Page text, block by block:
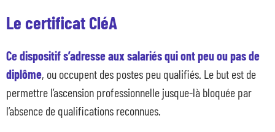
Le certificat CléA
Ce dispositif s’adresse aux salariés qui ont peu ou pas de
diplôme, ou occupent des postes peu qualifiés. Le but est de
permettre l’ascension professionnelle jusque-là bloquée par
l’absence de qualifications reconnues.